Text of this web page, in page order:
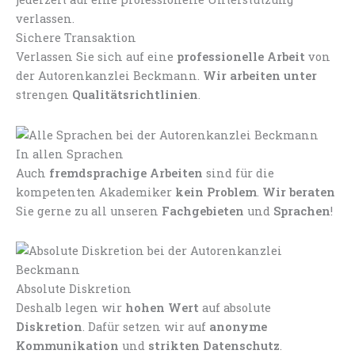
Sichere Transaktion
Verlassen Sie sich auf eine professionelle Arbeit von
der Autorenkanzlei Beckmann. Wir arbeiten unter
strengen Qualitätsrichtlinien.
In allen Sprachen
Auch fremdsprachige Arbeiten sind für die
kompetenten Akademiker kein Problem. Wir beraten
Sie gerne zu all unseren Fachgebieten und Sprachen!
Absolute Diskretion
Deshalb legen wir hohen Wert auf absolute
Diskretion . Dafür setzen wir auf anonyme
Kommunikation und strikten Datenschutz